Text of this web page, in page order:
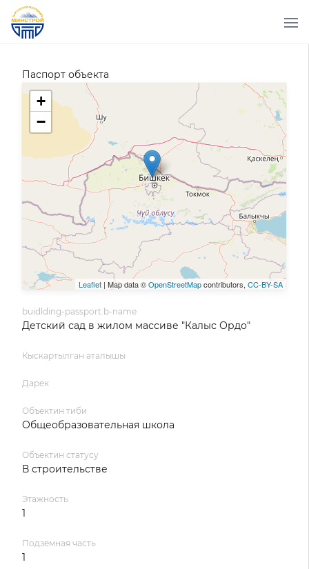
Паспорт объекта
+
−
Leaflet | Map data ©OpenStreetMapcontributors, CC-BY-SA
buidlding-passport.b-name
Детский сад в жилом массиве "Калыс Ордо"
Кыскартылган аталышы
Дарек
Объектин тиби
Общеобразовательная школа
Объектин статусу
В строительстве
Этажность
1
Подземная часть
1